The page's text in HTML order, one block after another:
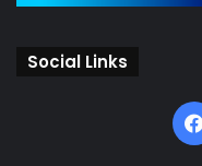
Social Links